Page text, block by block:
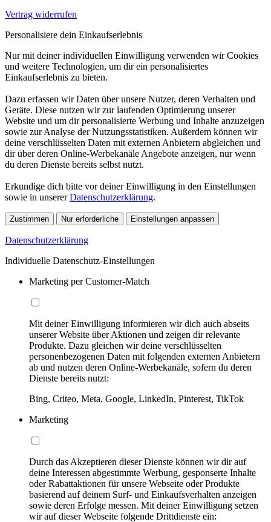
Vertrag widerrufen
Personalisiere dein Einkaufserlebnis
Nur mit deiner individuellen Einwilligung verwenden wir Cookies
und weitere Technologien, um dir ein personalisiertes
Einkaufserlebnis zu bieten.
Dazu erfassen wir Daten über unsere Nutzer, deren Verhalten und
Geräte. Diese nutzen wir zur laufenden Optimierung unserer
Website und um dir personalisierte Werbung und Inhalte anzuzeigen
sowie zur Analyse der Nutzungsstatistiken. Außerdem können wir
deine verschlüsselten Daten mit externen Anbietern abgleichen und
dir über deren Online-Werbekanäle Angebote anzeigen, nur wenn
du deren Dienste bereits selbst nutzt.
Erkundige dich bitte vor deiner Einwilligung in den Einstellungen
sowie in unsererDatenschutzerklärung.
Zustimmen Nur erforderliche Einstellungen anpassen
Datenschutzerklärung
Individuelle Datenschutz-Einstellungen
Marketing per Customer-Match
Mit deiner Einwilligung informieren wir dich auch abseits
unserer Website über Aktionen und zeigen dir relevante
Produkte. Dazu gleichen wir deine verschlüsselten
personenbezogenen Daten mit folgenden externen Anbietern
ab und nutzen deren Online-Werbekanäle, sofern du deren
Dienste bereits nutzt:
Bing, Criteo, Meta, Google, LinkedIn, Pinterest, TikTok
Marketing
Durch das Akzeptieren dieser Dienste können wir dir auf
deine Interessen abgestimmte Werbung, gesponserte Inhalte
oder Rabattaktionen für unsere Webseite oder Produkte
basierend auf deinem Surf- und Einkaufsverhalten anzeigen
sowie deren Erfolge messen. Mit deiner Einwilligung setzen
wir auf dieser Webseite folgende Drittdienste ein: